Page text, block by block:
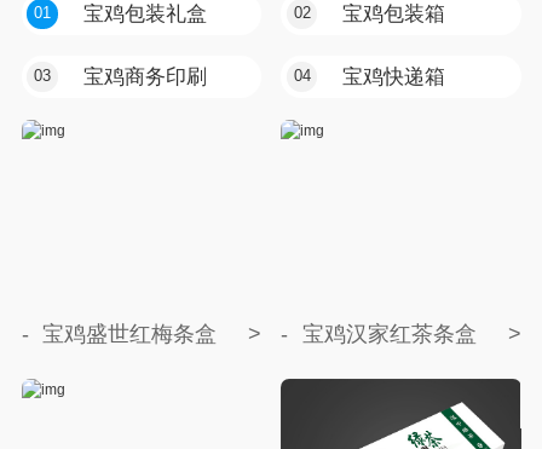
01 宝鸡包装礼盒 02 宝鸡包装箱
03 宝鸡商务印刷 04 宝鸡快递箱
宝鸡盛世红梅条盒 宝鸡汉家红茶条盒